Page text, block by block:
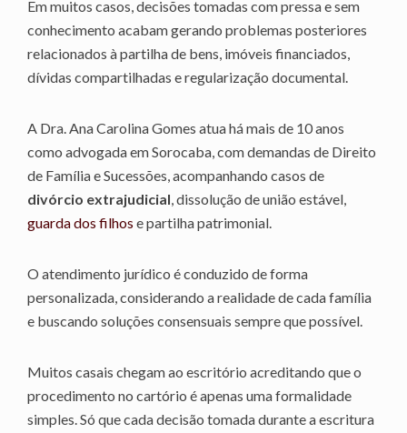
Em muitos casos, decisões tomadas com pressa e sem
conhecimento acabam gerando problemas posteriores
relacionados à partilha de bens, imóveis financiados,
dívidas compartilhadas e regularização documental.
A Dra. Ana Carolina Gomes atua há mais de 10 anos
como advogada em Sorocaba, com demandas de Direito
de Família e Sucessões, acompanhando casos de
divórcio extrajudicial, dissolução de união estável,
guarda dos filhos e partilha patrimonial.
O atendimento jurídico é conduzido de forma
personalizada, considerando a realidade de cada família
e buscando soluções consensuais sempre que possível.
Muitos casais chegam ao escritório acreditando que o
procedimento no cartório é apenas uma formalidade
simples. Só que cada decisão tomada durante a escritura